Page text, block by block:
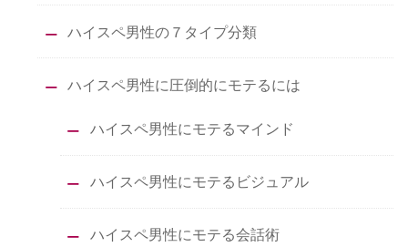
ハイスペ男性の７タイプ分類
ハイスペ男性に圧倒的にモテるには
ハイスペ男性にモテるマインド
ハイスペ男性にモテるビジュアル
ハイスペ男性にモテる会話術